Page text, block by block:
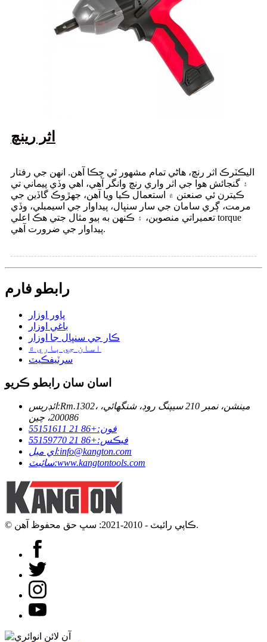
اثر رينچ
اليڪٽرڪ اثر رنچ، هاڻي تمام مشهور ٿي چڪا آهن. انهن جي رفتار
۽ گنجائش هوا جي اثر واري رنچ وانگر آهي، اهي وڏي پيماني تي
ڪيترن ئي صنعتن ۾ استعمال ڪيا ويا آهن، جهڙوڪ گاڏين جي
مرمت، ڳري سامان جي سار سنڀال، پيداوار جي اسيمبلي، وڏي
تعميراتي منصوبن، ۽ ڪنهن به ٻيو مثال جتي هڪ اعلي torque
پيداوار جي ضرورت آهي.
رابطو فارم
پاور اوزار
باغي اوزار
ڪار جي سنڀال جا اوزار
اسان جي باري ۾
سرٽيفڪيٽ
اسان سان رابطو ڪريو
ائڊريس:Rm.1302، مينشن، نمبر 210 سيپنگ روڊ، شنگھائي،
200086، چين
فون:+86 21 55151611
فيڪس:+86 21 55159770
اي ميل:info@kangton.com
سائيٽ:www.kangtontools.com
© ڪاپي رائيٽ - 2010-2021: سڀ حق محفوظ آهن.